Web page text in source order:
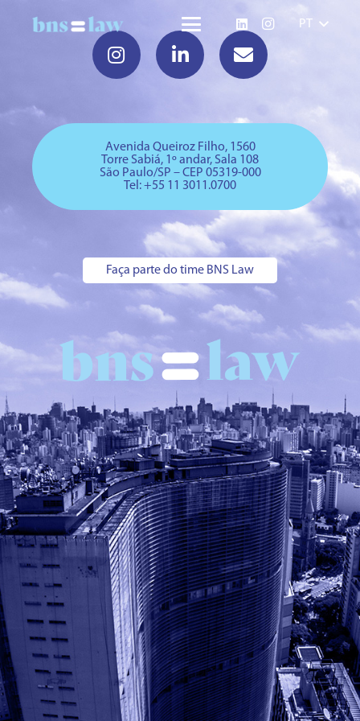
PT
Avenida Queiroz Filho, 1560
Torre Sabiá, 1º andar, Sala 108
São Paulo/SP – CEP 05319-000
Tel: +55 11 3011.0700
Faça parte do time BNS Law